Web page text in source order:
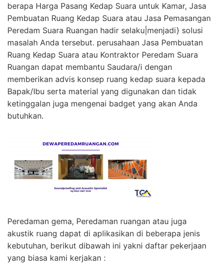
berapa Harga Pasang Kedap Suara untuk Kamar, Jasa
Pembuatan Ruang Kedap Suara atau Jasa Pemasangan
Peredam Suara Ruangan hadir selaku|menjadi} solusi
masalah Anda tersebut. perusahaan Jasa Pembuatan
Ruang Kedap Suara atau Kontraktor Peredam Suara
Ruangan dapat membantu Saudara/i dengan
memberikan advis konsep ruang kedap suara kepada
Bapak/Ibu serta material yang digunakan dan tidak
ketinggalan juga mengenai badget yang akan Anda
butuhkan.
Peredaman gema, Peredaman ruangan atau juga
akustik ruang dapat di aplikasikan di beberapa jenis
kebutuhan, berikut dibawah ini yakni daftar pekerjaan
yang biasa kami kerjakan :